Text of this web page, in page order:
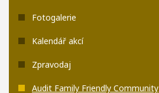
Fotogalerie
Kalendář akcí
Zpravodaj
Audit Family Friendly Community